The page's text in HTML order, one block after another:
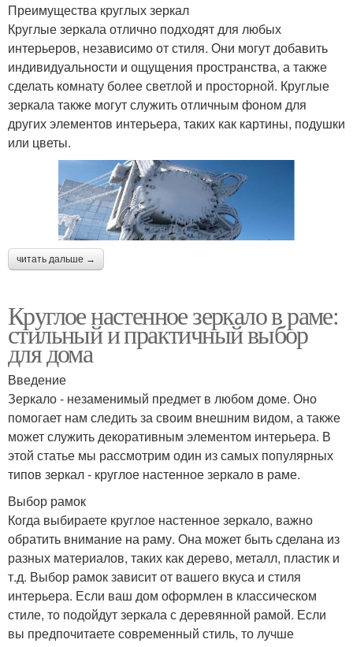
Преимущества круглых зеркал
Круглые зеркала отлично подходят для любых
интерьеров, независимо от стиля. Они могут добавить
индивидуальности и ощущения пространства, а также
сделать комнату более светлой и просторной. Круглые
зеркала также могут служить отличным фоном для
других элементов интерьера, таких как картины, подушки
или цветы.
читать дальше →
Круглое настенное зеркало в раме:
стильный и практичный выбор
для дома
Введение
Зеркало - незаменимый предмет в любом доме. Оно
помогает нам следить за своим внешним видом, а также
может служить декоративным элементом интерьера. В
этой статье мы рассмотрим один из самых популярных
типов зеркал - круглое настенное зеркало в раме.
Выбор рамок
Когда выбираете круглое настенное зеркало, важно
обратить внимание на раму. Она может быть сделана из
разных материалов, таких как дерево, металл, пластик и
т.д. Выбор рамок зависит от вашего вкуса и стиля
интерьера. Если ваш дом оформлен в классическом
стиле, то подойдут зеркала с деревянной рамой. Если
вы предпочитаете современный стиль, то лучше